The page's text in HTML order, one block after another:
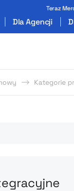
Teraz
Dla Agencji
z
Kategorie